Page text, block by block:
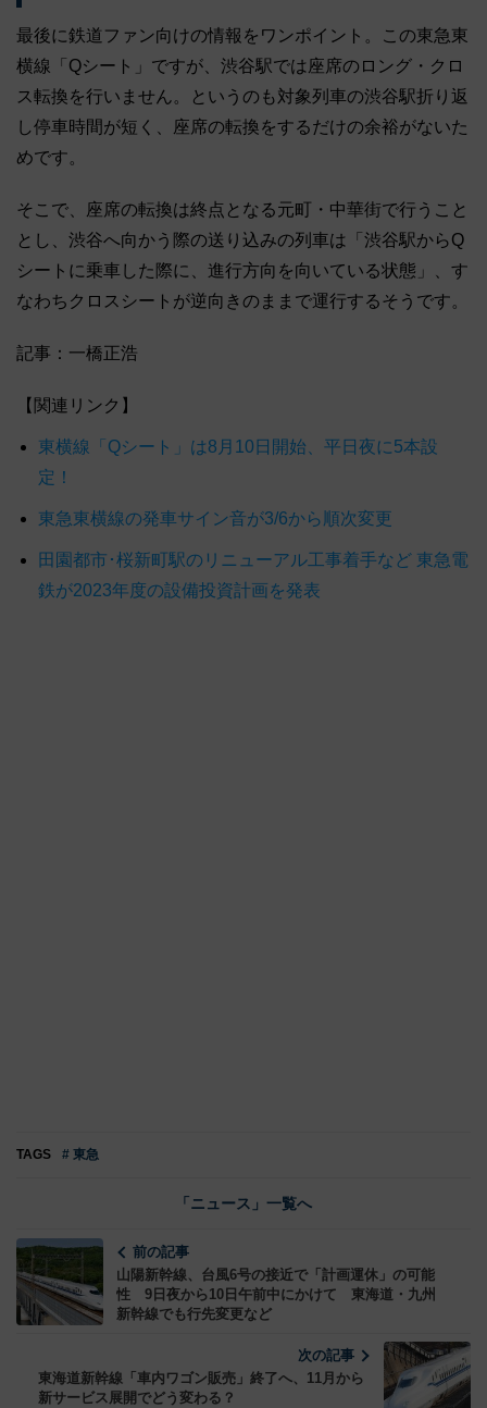
最後に鉄道ファン向けの情報をワンポイント。この東急東
横線「Qシート」ですが、渋谷駅では座席のロング・クロ
ス転換を行いません。というのも対象列車の渋谷駅折り返
し停車時間が短く、座席の転換をするだけの余裕がないた
めです。
そこで、座席の転換は終点となる元町・中華街で行うこと
とし、渋谷へ向かう際の送り込みの列車は「渋谷駅からQ
シートに乗車した際に、進行方向を向いている状態」、す
なわちクロスシートが逆向きのままで運行するそうです。
記事：一橋正浩
【関連リンク】
東横線「Qシート」は8月10日開始、平日夜に5本設
定！
東急東横線の発車サイン音が3/6から順次変更
田園都市･桜新町駅のリニューアル工事着手など 東急電
鉄が2023年度の設備投資計画を発表
TAGS # 東急
「ニュース」一覧へ
前の記事
山陽新幹線、台風6号の接近で「計画運休」の可能
性 9日夜から10日午前中にかけて 東海道・九州
新幹線でも行先変更など
次の記事
東海道新幹線「車内ワゴン販売」終了へ、11月から
新サービス展開でどう変わる？